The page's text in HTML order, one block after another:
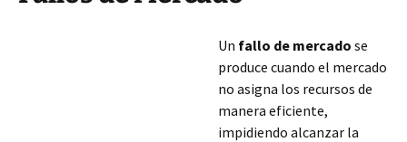
Un fallo de mercado se
produce cuando el mercado
no asigna los recursos de
manera eficiente,
impidiendo alcanzar la